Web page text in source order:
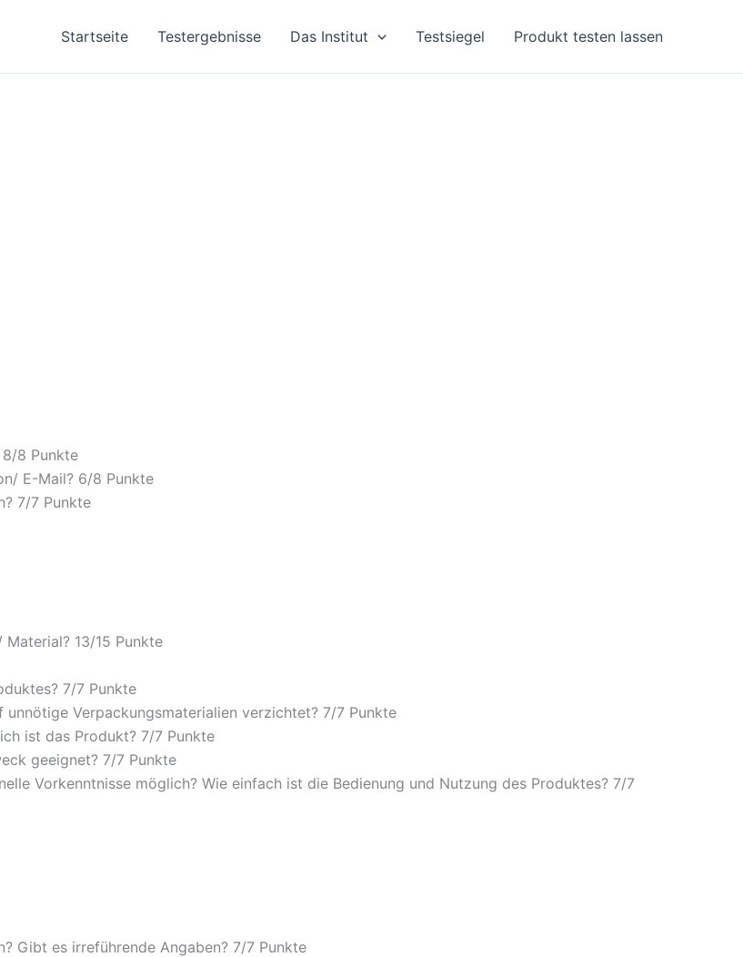
Startseite Testergebnisse Das Institut Testsiegel Produkt testen lassen
8/8 Punkte
E-Mail? 6/8 Punkte
7/7 Punkte
13/15 Punkte
7/7 Punkte
Verpackungsmaterialien verzichtet? 7/7 Punkte
ist das Produkt? 7/7 Punkte
geeignet? 7/7 Punkte
Vorkenntnisse möglich? Wie einfach ist die Bedienung und Nutzung des Produktes? 7/7
Gibt es irreführende Angaben? 7/7 Punkte